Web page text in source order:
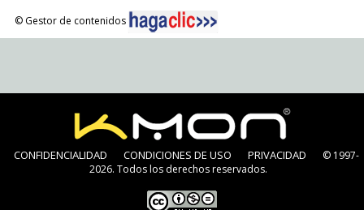
© Gestor de contenidos
CONFIDENCIALIDAD CONDICIONES DE USO PRIVACIDAD
© 1997-
2026. Todos los derechos reservados.